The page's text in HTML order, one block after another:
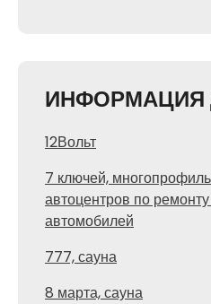
ИНФОРМАЦИЯ
12Вольт
7 ключей,
автоцентров по
автомобилей
777, сауна
8 марта, сауна